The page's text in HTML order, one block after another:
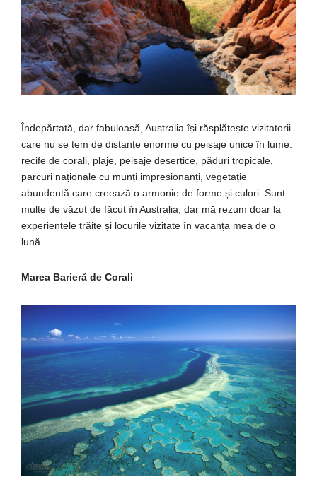
Îndepărtată, dar fabuloasă, Australia își răsplătește vizitatorii
care nu se tem de distanțe enorme cu peisaje unice în lume:
recife de corali, plaje, peisaje deșertice, păduri tropicale,
parcuri naționale cu munți impresionanți, vegetație
abundentă care creează o armonie de forme și culori. Sunt
multe de văzut de făcut în Australia, dar mă rezum doar la
experiențele trăite și locurile vizitate în vacanța mea de o
lună.
Marea Barieră de Corali